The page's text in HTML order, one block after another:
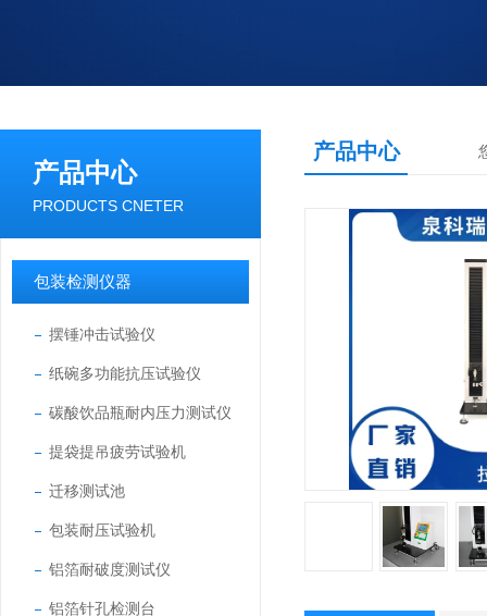
产品中心
PRODUCTS CNETER
包装检测仪器
摆锤冲击试验仪
纸碗多功能抗压试验仪
碳酸饮品瓶耐内压力测试仪
提袋提吊疲劳试验机
迁移测试池
包装耐压试验机
铝箔耐破度测试仪
铝箔针孔检测台
产品中心